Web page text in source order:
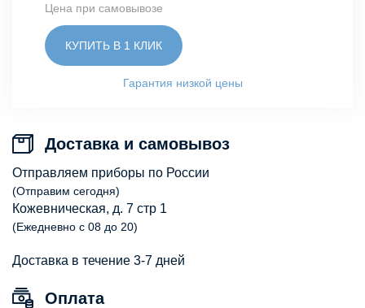
Цена при самовывозе
КУПИТЬ В 1 КЛИК
Гарантия низкой цены
Доставка и самовывоз
Отправляем приборы по России
(Отправим сегодня)
Кожевническая, д. 7 стр 1
(Ежедневно с 08 до 20)
Доставка в течение 3-7 дней
Оплата